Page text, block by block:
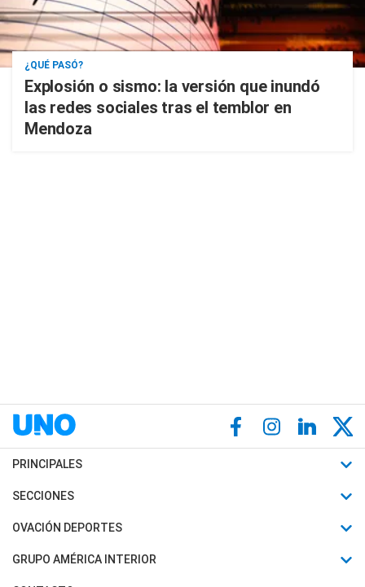
¿QUÉ PASÓ?
Explosión o sismo: la versión que inundó
las redes sociales tras el temblor en
Mendoza
PRINCIPALES
Últimas Noticias
Política
SECCIONES
Horóscopo
Motores
OVACIÓN DEPORTES
Fútbol
GRUPO AMÉRICA INTERIOR